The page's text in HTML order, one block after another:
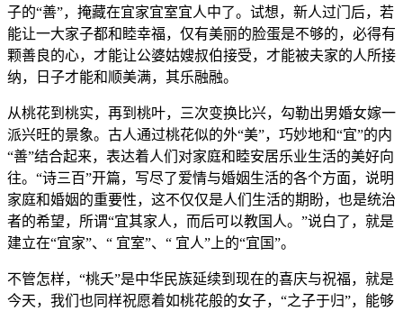
子的“善”，掩藏在宜家宜室宜人中了。试想，新人过门后，若
能让一大家子都和睦幸福，仅有美丽的脸蛋是不够的，必得有
颗善良的心，才能让公婆姑嫂叔伯接受，才能被夫家的人所接
纳，日子才能和顺美满，其乐融融。
从桃花到桃实，再到桃叶，三次变换比兴，勾勒出男婚女嫁一
派兴旺的景象。古人通过桃花似的外“美”，巧妙地和“宜”的内
“善”结合起来，表达着人们对家庭和睦安居乐业生活的美好向
往。“诗三百”开篇，写尽了爱情与婚姻生活的各个方面，说明
家庭和婚姻的重要性，这不仅仅是人们生活的期盼，也是统治
者的希望，所谓“宜其家人，而后可以教国人。”说白了，就是
建立在“宜家”、“ 宜室”、“ 宜人”上的“宜国”。
不管怎样，“桃夭”是中华民族延续到现在的喜庆与祝福，就是
今天，我们也同样祝愿着如桃花般的女子，“之子于归”，能够